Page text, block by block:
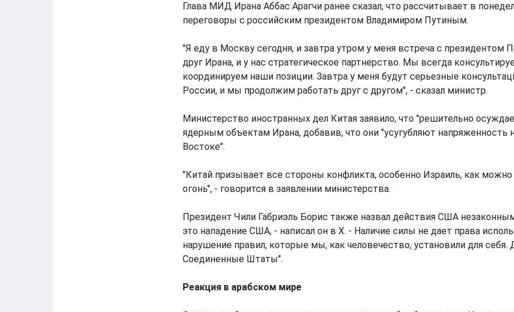
Глава МИД Ирана Аббас Арагчи ранее сказал, что рассчитывает в
переговоры с российским президентом Владимиром Путиным.
"Я еду в Москву сегодня, и завтра утром у меня встреча с президентом
друг Ирана, и у нас стратегическое партнерство. Мы всегда
координируем наши позиции. Завтра у меня будут серьезные
России, и мы продолжим работать друг с другом", - сказал министр.
Министерство иностранных дел Китая заявило, что "решительно
ядерным объектам Ирана, добавив, что они "усугубляют напряженность
Востоке".
"Китай призывает все стороны конфликта, особенно Израиль, как можно
огонь", - говорится в заявлении министерства.
Президент Чили Габриэль Борис также назвал действия США
это нападение США, - написал он в X. - Наличие силы не дает права
нарушение правил, которые мы, как человечество, установили для
Соединенные Штаты".
Реакция в арабском мире